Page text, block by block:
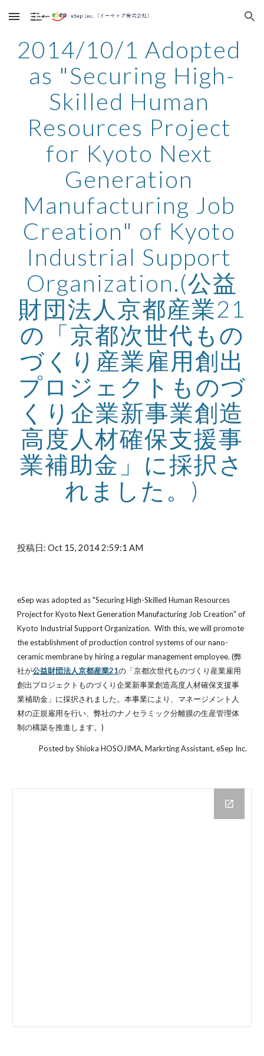
Skip to main content Skip to navigation
2014/10/1 Adopted
as "Securing High-
Skilled Human
Resources Project
for Kyoto Next
Generation
Manufacturing Job
Creation" of Kyoto
Industrial Support
Organization.(公益
財団法人京都産業21
の「京都次世代もの
づくり産業雇用創出
プロジェクトものづ
くり企業新事業創造
高度人材確保支援事
業補助金」に採択さ
れました。)
投稿日: Oct 15, 2014 2:59:1 AM
eSep was adopted as "Securing High-Skilled Human Resources
Project for Kyoto Next Generation Manufacturing Job Creation" of
Kyoto Industrial Support Organization.  With this, we will promote
the establishment of production control systems of our nano-
ceramic membrane by hiring a regular management employee. (弊
社が公益財団法人京都産業21の「京都次世代ものづくり産業雇用
創出プロジェクトものづくり企業新事業創造高度人材確保支援事
業補助金」に採択されました。本事業により、マネージメント人
材の正規雇用を行い、弊社のナノセラミック分離膜の生産管理体
制の構築を推進します。)
Posted by Shioka HOSOJIMA, Markrting Assistant, eSep Inc.